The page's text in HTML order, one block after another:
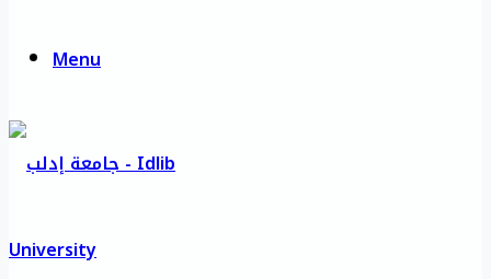
Menu